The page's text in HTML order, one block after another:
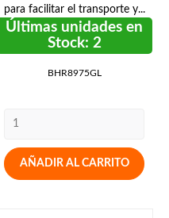
para facilitar el transporte y...
Últimas unidades en
Stock: 2
BHR8975GL
AÑADIR AL CARRITO